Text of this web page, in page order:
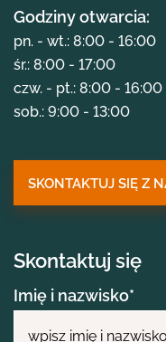
Godziny otwarcia:
pn. - wt.: 8:00 - 16:00
śr.: 8:00 - 17:00
czw. - pt.: 8:00 - 16:00
sob.: 9:00 - 13:00
SKONTAKTUJ SIĘ Z
Skontaktuj się
Imię i nazwisko*